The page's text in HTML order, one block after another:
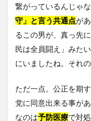
繋がっているんじゃな
守」と言う共通点が
るこの男が、真っ先
民は全員闘え」みた
にいましたね。それ
ただ一点。公正を期
党に同意出来る事が
なのは予防医療で対